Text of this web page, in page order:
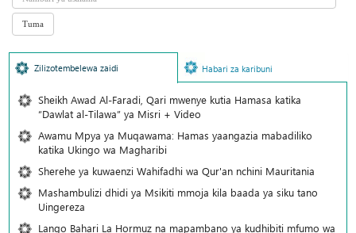
Zilizotembelewa zaidi Habari za karibuni
Sheikh Awad Al-Faradi, Qari mwenye kutia Hamasa katika
“Dawlat al-Tilawa” ya Misri + Video
Awamu Mpya ya Muqawama: Hamas yaangazia mabadiliko
katika Ukingo wa Magharibi
Sherehe ya kuwaenzi Wahifadhi wa Qur'an nchini Mauritania
Mashambulizi dhidi ya Msikiti mmoja kila baada ya siku tano
Uingereza
Lango Bahari La Hormuz na mapambano ya kudhibiti mfumo wa